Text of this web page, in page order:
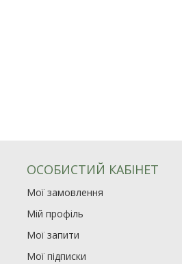
ОСОБИСТИЙ КАБІНЕТ
Мої замовлення
Мій профіль
Мої запити
Мої підписки